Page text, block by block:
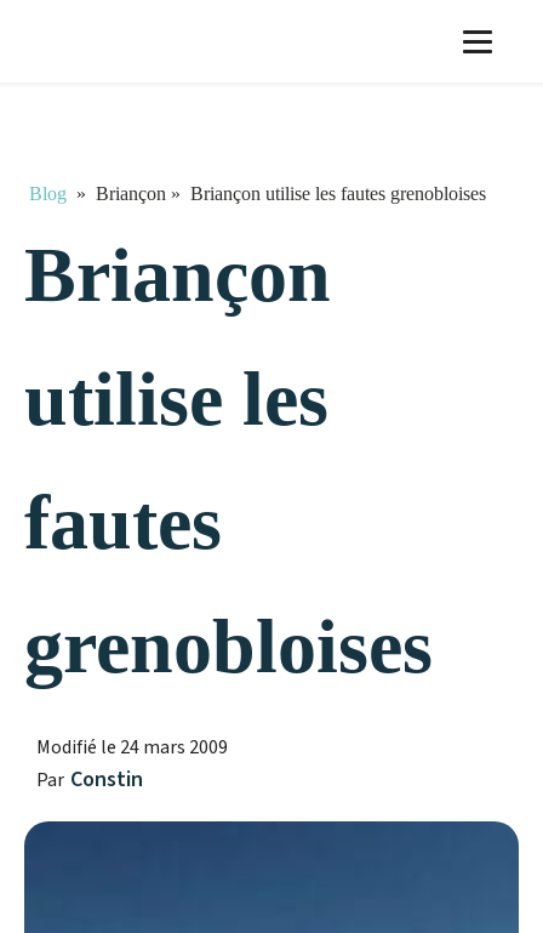
Blog » Briançon » Briançon utilise les fautes grenobloises
Briançon
utilise les
fautes
grenobloises
Modifié le 24 mars 2009
Par Constin